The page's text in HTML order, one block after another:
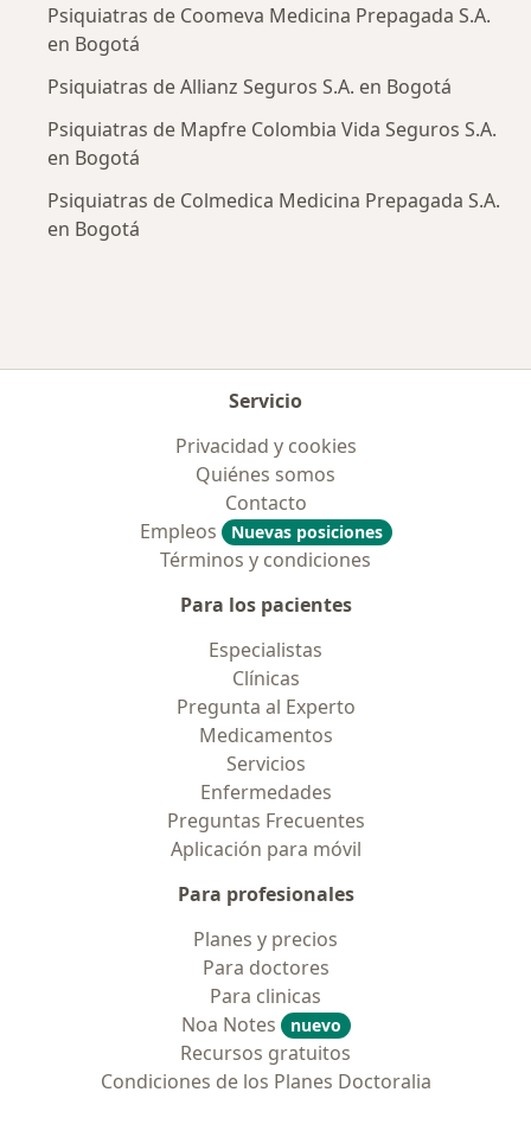
Psiquiatras de Coomeva Medicina Prepagada S.A.
en Bogotá
Psiquiatras de Allianz Seguros S.A. en Bogotá
Psiquiatras de Mapfre Colombia Vida Seguros S.A.
en Bogotá
Psiquiatras de Colmedica Medicina Prepagada S.A.
en Bogotá
Servicio
Privacidad y cookies
Quiénes somos
Contacto
Empleos
Nuevas posiciones
Términos y condiciones
Para los pacientes
Especialistas
Clínicas
Pregunta al Experto
Medicamentos
Servicios
Enfermedades
Preguntas Frecuentes
Aplicación para móvil
Para profesionales
Planes y precios
Para doctores
Para clinicas
Noa Notes
nuevo
Recursos gratuitos
Condiciones de los Planes Doctoralia